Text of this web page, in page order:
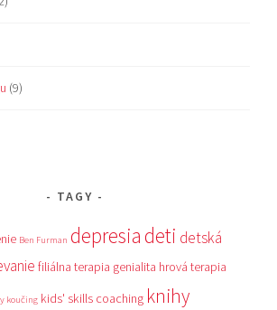
(9)
TAGY
Ben Furman depresiadeti detská
filiálna terapia genialita hrová terapia
koučing kids' skills coaching knihy